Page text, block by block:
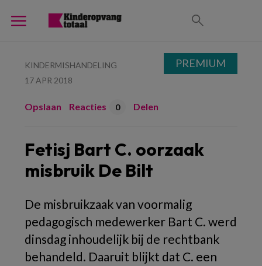
KINDERMISHANDELING
17 APR 2018
Opslaan Reacties 0 Delen
Fetisj Bart C. oorzaak
misbruik De Bilt
De misbruikzaak van voormalig
pedagogisch medewerker Bart C. werd
dinsdag inhoudelijk bij de rechtbank
behandeld. Daaruit blijkt dat C. een
PREMIUM